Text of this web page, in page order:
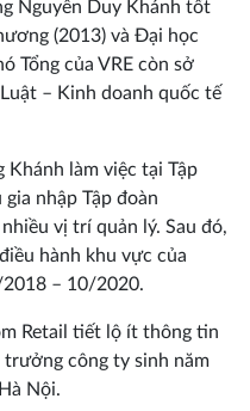
Nguyễn Duy Khánh tốt
(2013) và Đại học
Tổng của VRE còn sở
– Kinh doanh quốc tế
làm việc tại Tập
nhập Tập đoàn
vị trí quản lý. Sau đó,
hành khu vực của
– 10/2020.
Retail tiết lộ ít thông tin
trưởng công ty sinh năm
Nội.